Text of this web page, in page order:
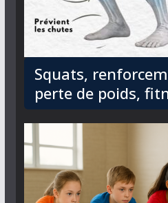
Squats,
perte de poids,